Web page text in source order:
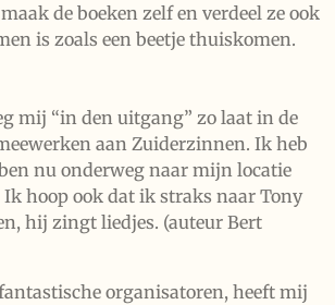
de boeken zelf en verdeel ze ook
is zoals een beetje thuiskomen.
mij “in den uitgang” zo laat in de
aan Zuiderzinnen. Ik heb
nu onderweg naar mijn locatie
hoop ook dat ik straks naar Tony
hij zingt liedjes. (auteur Bert
organisatoren, heeft mij